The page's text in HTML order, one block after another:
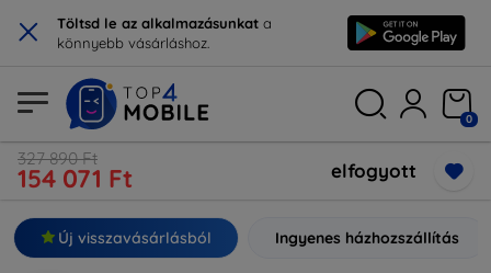
× Töltsd le az alkalmazásunkat a
könnyebb vásárláshoz.
0
327 890 Ft
154 071 Ft elfogyott
Új visszavásárlásból Ingyenes házhozszállítás